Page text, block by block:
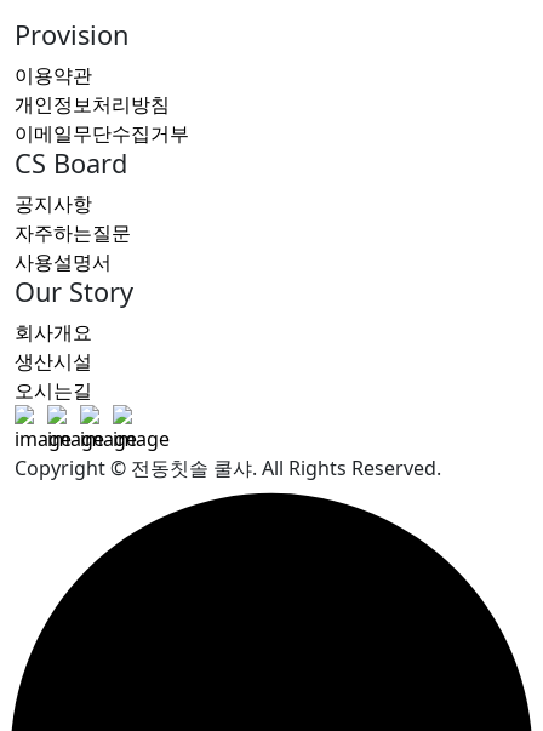
Provision
이용약관
개인정보처리방침
이메일무단수집거부
CS Board
공지사항
자주하는질문
사용설명서
Our Story
회사개요
생산시설
오시는길
Copyright © 전동칫솔 쿨샤. All Rights Reserved.